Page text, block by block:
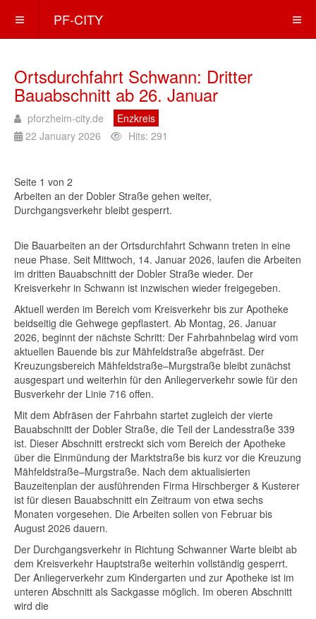
PF-CITY
Ortsdurchfahrt Schwann: Dritter
Bauabschnitt ab 26. Januar
pforzheim-city.de
Enzkreis
22 January 2026
Hits: 291
Seite 1 von 2
Arbeiten an der Dobler Straße gehen weiter,
Durchgangsverkehr bleibt gesperrt.
Die Bauarbeiten an der Ortsdurchfahrt Schwann treten in eine
neue Phase. Seit Mittwoch, 14. Januar 2026, laufen die Arbeiten
im dritten Bauabschnitt der Dobler Straße wieder. Der
Kreisverkehr in Schwann ist inzwischen wieder freigegeben.
Aktuell werden im Bereich vom Kreisverkehr bis zur Apotheke
beidseitig die Gehwege gepflastert. Ab Montag, 26. Januar
2026, beginnt der nächste Schritt: Der Fahrbahnbelag wird vom
aktuellen Bauende bis zur Mähfeldstraße abgefräst. Der
Kreuzungsbereich Mähfeldstraße–Murgstraße bleibt zunächst
ausgespart und weiterhin für den Anliegerverkehr sowie für den
Busverkehr der Linie 716 offen.
Mit dem Abfräsen der Fahrbahn startet zugleich der vierte
Bauabschnitt der Dobler Straße, die Teil der Landesstraße 339
ist. Dieser Abschnitt erstreckt sich vom Bereich der Apotheke
über die Einmündung der Marktstraße bis kurz vor die Kreuzung
Mähfeldstraße–Murgstraße. Nach dem aktualisierten
Bauzeitenplan der ausführenden Firma Hirschberger & Kusterer
ist für diesen Bauabschnitt ein Zeitraum von etwa sechs
Monaten vorgesehen. Die Arbeiten sollen von Februar bis
August 2026 dauern.
Der Durchgangsverkehr in Richtung Schwanner Warte bleibt ab
dem Kreisverkehr Hauptstraße weiterhin vollständig gesperrt.
Der Anliegerverkehr zum Kindergarten und zur Apotheke ist im
unteren Abschnitt als Sackgasse möglich. Im oberen Abschnitt
wird die